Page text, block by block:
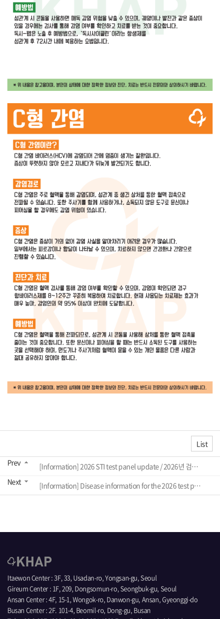
List
Prev
[Information] 2026 STI test panel update / 2026년 검사항목 변경안내
Next
[Information] Disease information for the 2026 test panel / Информация о заболеваниях, включённых в
Itaewon Center : 3F, 33, Usadan-ro, Yongsan-gu, Seoul
Gireum Center : 1F, 209, Dongsomun-ro, Seongbuk-gu, Seoul
Ansan Center : 4F, 15-1, Wongok-ro, Danwon-gu, Ansan, Gyeonggi-do
Busan Center : 2F. 101-4, Beomil-ro, Dong-gu, Busan